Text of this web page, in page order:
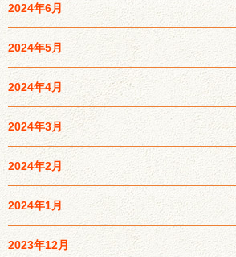
2024年6月
2024年5月
2024年4月
2024年3月
2024年2月
2024年1月
2023年12月